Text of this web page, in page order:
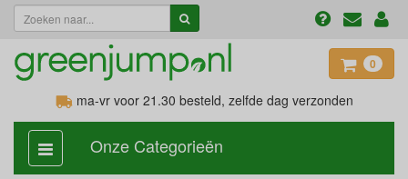
0
ma-vr voor 21.30 besteld, zelfde dag verzonden
categorie
aan,
Onze Categorieën